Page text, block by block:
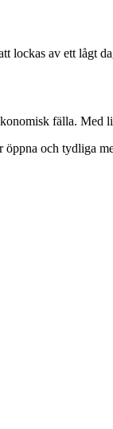
lockas av ett lågt
fälla.
och tydliga